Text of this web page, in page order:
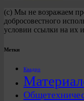
(с) Мы не возражаем
добросовестного
условии ссылки на их
Метки
Квадро